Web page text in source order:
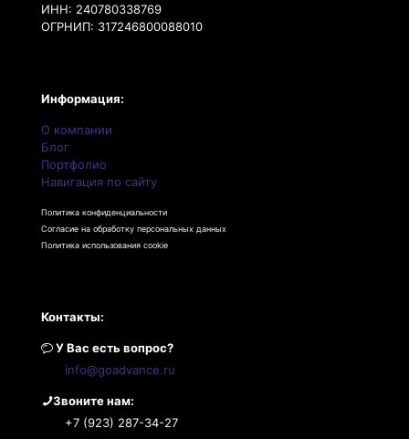
ИНН: 240780338769
ОГРНИП: 317246800088010
Информация:
О компании
Блог
Портфолио
Навигация по сайту
Политика конфиденциальности
Согласие на обработку персональных данных
Политика использования cookie
Контакты:
У Вас есть вопрос?
info@goadvance.ru
Звоните нам:
+7 (923) 287-34-27